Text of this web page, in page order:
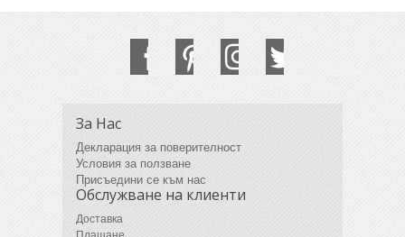
За Нас
Декларация за поверителност
Условия за ползване
Присъедини се към нас
Обслужване на клиенти
Доставка